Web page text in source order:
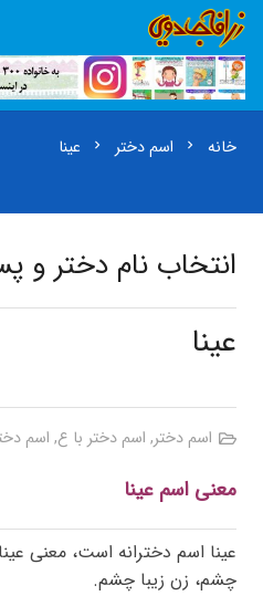
خانه chevron_right اسم دختر chevron_right عینا
انتخاب نام دختر و
عینا
اسم دختر, اسم دختر با ع, اسم
معنی اسم عینا
عینا اسم دخترانه است، معنی
چشم، زن زیبا چشم.